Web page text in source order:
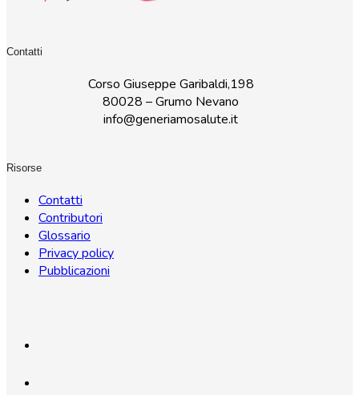
Contatti
Corso Giuseppe Garibaldi,198
80028 – Grumo Nevano
info@generiamosalute.it
Risorse
Contatti
Contributori
Glossario
Privacy policy
Pubblicazioni